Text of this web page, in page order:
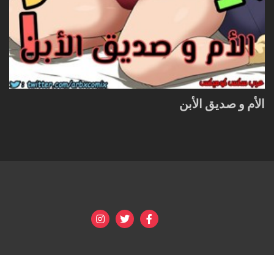
الأم و صديق الأبن